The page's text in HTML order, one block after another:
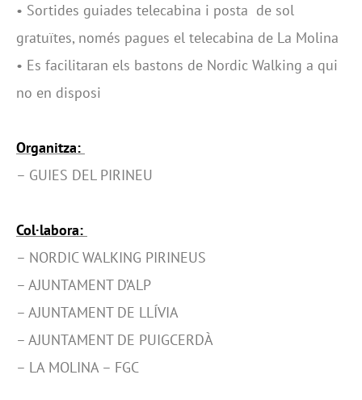
• Sortides guiades telecabina i posta de sol
gratuïtes, només pagues el telecabina de La Molina
• Es facilitaran els bastons de Nordic Walking a qui
no en disposi
Organitza:
– GUIES DEL PIRINEU
Col·labora:
– NORDIC WALKING PIRINEUS
– AJUNTAMENT D’ALP
– AJUNTAMENT DE LLÍVIA
– AJUNTAMENT DE PUIGCERDÀ
– LA MOLINA – FGC